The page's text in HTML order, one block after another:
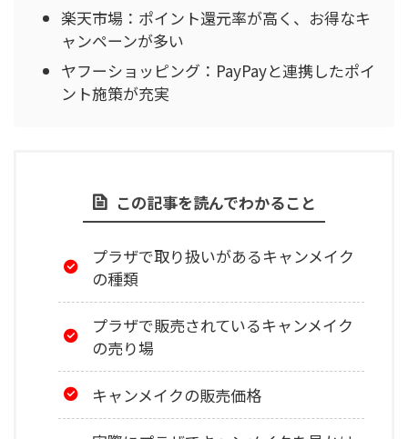
楽天市場：ポイント還元率が高く、お得なキ
ャンペーンが多い
ヤフーショッピング：PayPayと連携したポイ
ント施策が充実
この記事を読んでわかること
プラザで取り扱いがあるキャンメイク
の種類
プラザで販売されているキャンメイク
の売り場
キャンメイクの販売価格